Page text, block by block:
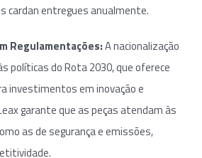
cardan entregues anualmente.
Regulamentações:A nacionalização
políticas do Rota 2030, que oferece
investimentos em inovação e
garante que as peças atendam às
as de segurança e emissões,